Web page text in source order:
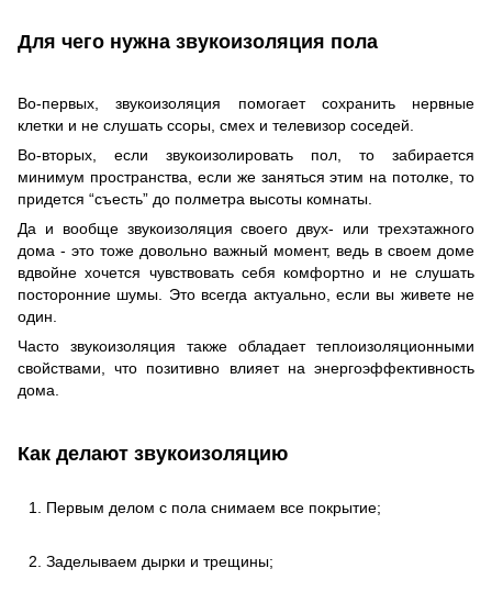
Для чего нужна звукоизоляция пола
Во-первых, звукоизоляция помогает сохранить нервные
клетки и не слушать ссоры, смех и телевизор соседей.
Во-вторых, если звукоизолировать пол, то забирается
минимум пространства, если же заняться этим на потолке, то
придется “съесть” до полметра высоты комнаты.
Да и вообще звукоизоляция своего двух- или трехэтажного
дома - это тоже довольно важный момент, ведь в своем доме
вдвойне хочется чувствовать себя комфортно и не слушать
посторонние шумы. Это всегда актуально, если вы живете не
один.
Часто звукоизоляция также обладает теплоизоляционными
свойствами, что позитивно влияет на энергоэффективность
дома.
Как делают звукоизоляцию
Первым делом с пола снимаем все покрытие;
Заделываем дырки и трещины;